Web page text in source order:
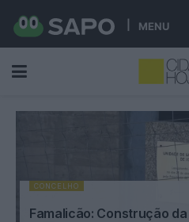
MENU
CONCELHO
Famalicão: Construção